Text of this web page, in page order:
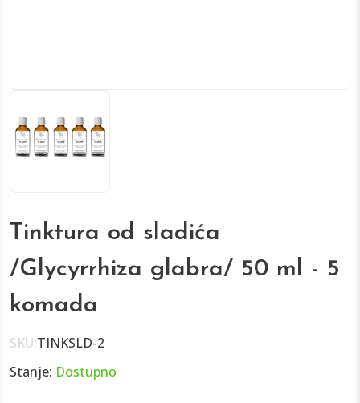
Tinktura od sladića
/Glycyrrhiza glabra/ 50 ml - 5
komada
SKU:TINKSLD-2
Stanje: Dostupno